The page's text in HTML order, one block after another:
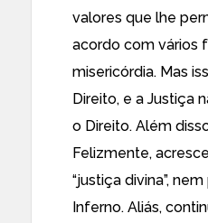
valores que lhe
acordo com vários
misericórdia. Mas
Direito, e a Justiça
o Direito. Além
Felizmente,
“justiça divina”,
Inferno. Aliás,